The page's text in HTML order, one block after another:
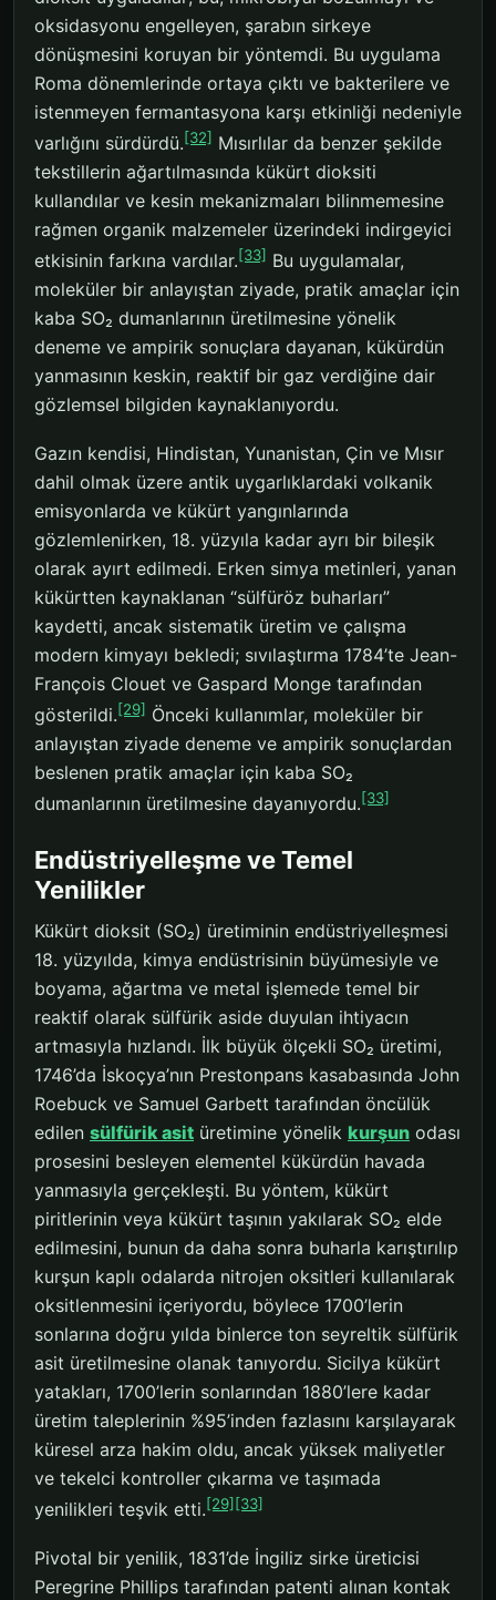
oksidasyonu engelleyen, şarabın sirkeye
dönüşmesini koruyan bir yöntemdi. Bu uygulama
Roma dönemlerinde ortaya çıktı ve bakterilere ve
istenmeyen fermantasyona karşı etkinliği nedeniyle
varlığını sürdürdü.[32] Mısırlılar da benzer şekilde
tekstillerin ağartılmasında kükürt dioksiti
kullandılar ve kesin mekanizmaları bilinmemesine
rağmen organik malzemeler üzerindeki indirgeyici
etkisinin farkına vardılar.[33] Bu uygulamalar,
moleküler bir anlayıştan ziyade, pratik amaçlar için
kaba SO₂ dumanlarının üretilmesine yönelik
deneme ve ampirik sonuçlara dayanan, kükürdün
yanmasının keskin, reaktif bir gaz verdiğine dair
gözlemsel bilgiden kaynaklanıyordu.
Gazın kendisi, Hindistan, Yunanistan, Çin ve Mısır
dahil olmak üzere antik uygarlıklardaki volkanik
emisyonlarda ve kükürt yangınlarında
gözlemlenirken, 18. yüzyıla kadar ayrı bir bileşik
olarak ayırt edilmedi. Erken simya metinleri, yanan
kükürtten kaynaklanan “sülfüröz buharları”
kaydetti, ancak sistematik üretim ve çalışma
modern kimyayı bekledi; sıvılaştırma 1784’te Jean-
François Clouet ve Gaspard Monge tarafından
gösterildi.[29] Önceki kullanımlar, moleküler bir
anlayıştan ziyade deneme ve ampirik sonuçlardan
beslenen pratik amaçlar için kaba SO₂
dumanlarının üretilmesine dayanıyordu.[33]
Endüstriyelleşme ve Temel
Yenilikler
Kükürt dioksit (SO₂) üretiminin endüstriyelleşmesi
18. yüzyılda, kimya endüstrisinin büyümesiyle ve
boyama, ağartma ve metal işlemede temel bir
reaktif olarak sülfürik aside duyulan ihtiyacın
artmasıyla hızlandı. İlk büyük ölçekli SO₂ üretimi,
1746’da İskoçya’nın Prestonpans kasabasında John
Roebuck ve Samuel Garbett tarafından öncülük
edilen sülfürik asit üretimine yönelik kurşun odası
prosesini besleyen elementel kükürdün havada
yanmasıyla gerçekleşti. Bu yöntem, kükürt
piritlerinin veya kükürt taşının yakılarak SO₂ elde
edilmesini, bunun da daha sonra buharla karıştırılıp
kurşun kaplı odalarda nitrojen oksitleri kullanılarak
oksitlenmesini içeriyordu, böylece 1700’lerin
sonlarına doğru yılda binlerce ton seyreltik sülfürik
asit üretilmesine olanak tanıyordu. Sicilya kükürt
yatakları, 1700’lerin sonlarından 1880’lere kadar
üretim taleplerinin %95’inden fazlasını karşılayarak
küresel arza hakim oldu, ancak yüksek maliyetler
ve tekelci kontroller çıkarma ve taşımada
yenilikleri teşvik etti.[29] [33]
Pivotal bir yenilik, 1831’de İngiliz sirke üreticisi
Peregrine Phillips tarafından patenti alınan kontak